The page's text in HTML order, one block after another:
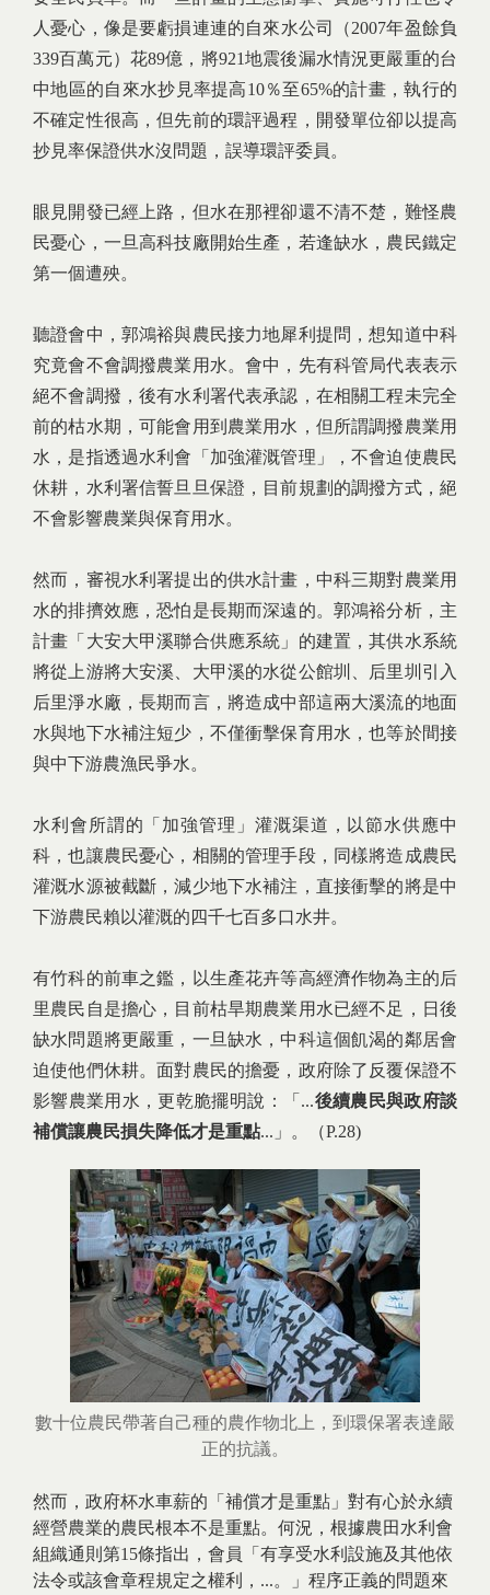
人憂心，像是要虧損連連的自來水公司（2007年盈餘負
339百萬元）花89億，將921地震後漏水情況更嚴重的台
中地區的自來水抄見率提高10％至65%的計畫，執行的
不確定性很高，但先前的環評過程，開發單位卻以提高
抄見率保證供水沒問題，誤導環評委員。
眼見開發已經上路，但水在那裡卻還不清不楚，難怪農
民憂心，一旦高科技廠開始生產，若逢缺水，農民鐵定
第一個遭殃。
聽證會中，郭鴻裕與農民接力地犀利提問，想知道中科
究竟會不會調撥農業用水。會中，先有科管局代表表示
絕不會調撥，後有水利署代表承認，在相關工程未完全
前的枯水期，可能會用到農業用水，但所謂調撥農業用
水，是指透過水利會「加強灌溉管理」，不會迫使農民
休耕，水利署信誓旦旦保證，目前規劃的調撥方式，絕
不會影響農業與保育用水。
然而，審視水利署提出的供水計畫，中科三期對農業用
水的排擠效應，恐怕是長期而深遠的。郭鴻裕分析，主
計畫「大安大甲溪聯合供應系統」的建置，其供水系統
將從上游將大安溪、大甲溪的水從公館圳、后里圳引入
后里淨水廠，長期而言，將造成中部這兩大溪流的地面
水與地下水補注短少，不僅衝擊保育用水，也等於間接
與中下游農漁民爭水。
水利會所謂的「加強管理」灌溉渠道，以節水供應中
科，也讓農民憂心，相關的管理手段，同樣將造成農民
灌溉水源被截斷，減少地下水補注，直接衝擊的將是中
下游農民賴以灌溉的四千七百多口水井。
有竹科的前車之鑑，以生產花卉等高經濟作物為主的后
里農民自是擔心，目前枯旱期農業用水已經不足，日後
缺水問題將更嚴重，一旦缺水，中科這個飢渴的鄰居會
迫使他們休耕。面對農民的擔憂，政府除了反覆保證不
影響農業用水，更乾脆擺明說：「...後續農民與政府談
補償讓農民損失降低才是重點...」。（P.28)
數十位農民帶著自己種的農作物北上，到環保署表達嚴
正的抗議。
然而，政府杯水車薪的「補償才是重點」對有心於永續
經營農業的農民根本不是重點。何況，根據農田水利會
組織通則第15條指出，會員「有享受水利設施及其他依
法令或該會章程規定之權利，...。」程序正義的問題來